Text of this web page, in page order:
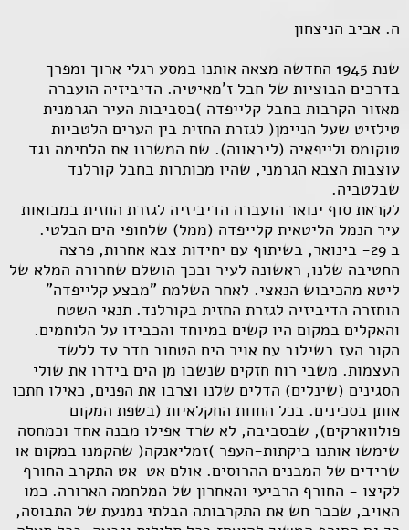
ה. אביב הניצחון
שנת 1945 החדשה מצאה אותנו במסע רגלי ארוך ומפרך
בדרכים הבוציות של חבל ז'מאיטיה. הדיביזיה הועברה
מאזור הקרבות בחבל קלייפדה )בסביבות העיר הגרמנית
טילזיט שעל הניימן( לגזרת החזית בין הערים הלטביות
טוקומס ולייפאיה (ליבאווה). שם המשכנו את הלחימה נגד
עוצבות הצבא הגרמני, שהיו מכותרות בחבל קורלנד
שבלטביה.
לקראת סוף ינואר הועברה הדיביזיה לגזרת החזית במבואות
עיר הנמל הליטאית קלייפדה (ממל) שלחופי הים הבלטי.
ב 29- בינואר, בשיתוף עם יחידות צבא אחרות, פרצה
החטיבה שלנו, ראשונה לעיר ובכך הושלם שחרורה המלא של
ליטא מהכיבוש הנאצי. לאחר השלמת "מבצע קלייפדה"
הוחזרה הדיביזיה לגזרת החזית בקורלנד. תנאי השטח
והאקלים במקום היו קשים במיוחד והכבידו על הלוחמים.
הקור העז בשילוב עם אויר הים הטחוב חדר עד ללשד
העצמות. משבי רוח חזקים שנשבו מן הים בידרו את שולי
הסגינים (שינלים) הדלים שלנו וצרבו את הפנים, כאילו חתכו
אותן בסכינים. בכל החוות החקלאיות (בשפת המקום
פולווארקים), שבסביבה, לא שרד אפילו מבנה אחד וכמחסה
שימשו אותנו ביקתות-העפר )זמליאנקה( שהקמנו במקום או
שרידים של המבנים ההרוסים. אולם אט-אט התקרב החורף
לקיצו - החורף הרביעי והאחרון של המלחמה הארורה. כמו
האויב, שכבר חש את התקרבותה הבלתי נמנעת של התבוסה,